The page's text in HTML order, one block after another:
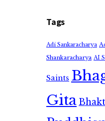
Tags
Adi Sankaracharya
Shankaracharya AI
Saints
Gita